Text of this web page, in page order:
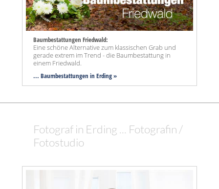
Baumbestattungen Friedwald:
Eine schöne Alternative zum klassischen Grab und
gerade extrem im Trend - die Baumbestattung in
einem Friedwald.
... Baumbestattungen in Erding »
Fotograf in Erding ... Fotografin /
Fotostudio